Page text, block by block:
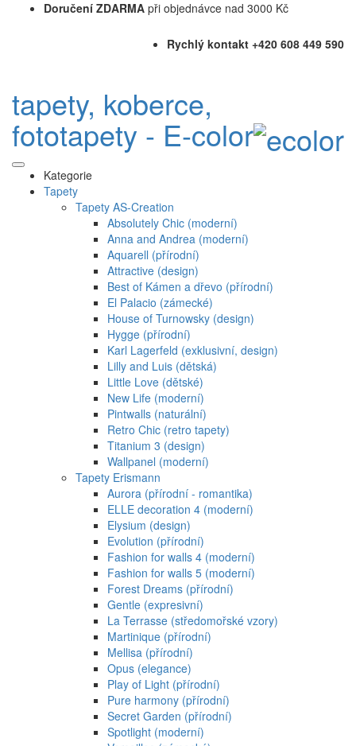
Doručení ZDARMA při objednávce nad 3000 Kč
Rychlý kontakt +420 608 449 590
tapety, koberce,
fototapety - E-color
Kategorie
Tapety
Tapety AS-Creation
Absolutely Chic (moderní)
Anna and Andrea (moderní)
Aquarell (přírodní)
Attractive (design)
Best of Kámen a dřevo (přírodní)
El Palacio (zámecké)
House of Turnowsky (design)
Hygge (přírodní)
Karl Lagerfeld (exklusivní, design)
Lilly and Luis (dětská)
Little Love (dětské)
New Life (moderní)
Pintwalls (naturální)
Retro Chic (retro tapety)
Titanium 3 (design)
Wallpanel (moderní)
Tapety Erismann
Aurora (přírodní - romantika)
ELLE decoration 4 (moderní)
Elysium (design)
Evolution (přírodní)
Fashion for walls 4 (moderní)
Fashion for walls 5 (moderní)
Forest Dreams (přírodní)
Gentle (expresivní)
La Terrasse (středomořské vzory)
Martinique (přírodní)
Mellisa (přírodní)
Opus (elegance)
Play of Light (přírodní)
Pure harmony (přírodní)
Secret Garden (přírodní)
Spotlight (moderní)